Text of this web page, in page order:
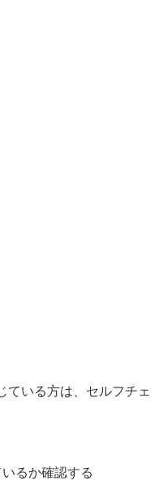
ている方は、セルフチェ
るか確認する